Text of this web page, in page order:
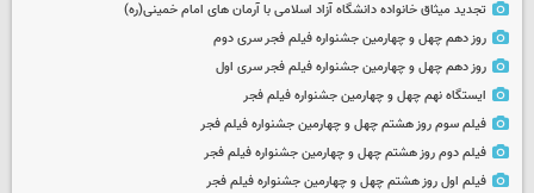
تجدید میثاق خانواده دانشگاه آزاد اسلامی با آرمان های امام خمینی(ره)
روز دهم چهل و چهارمین جشنواره فیلم فجر سری دوم
روز دهم چهل و چهارمین جشنواره فیلم فجر سری اول
ایستگاه نهم چهل و چهارمین جشنواره فیلم فجر
فیلم سوم روز هشتم چهل و چهارمین جشنواره فیلم فجر
فیلم دوم روز هشتم چهل و چهارمین جشنواره فیلم فجر
فیلم اول روز هشتم چهل و چهارمین جشنواره فیلم فجر